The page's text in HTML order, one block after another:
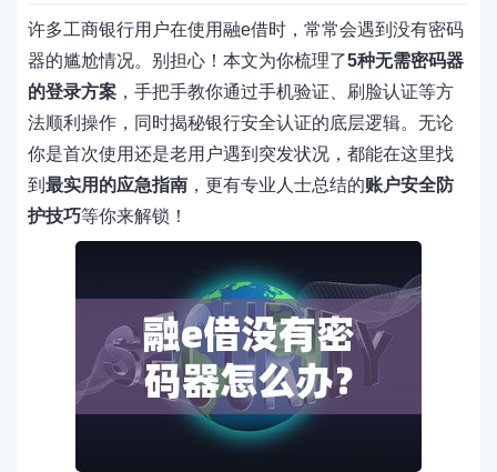
许多工商银行用户在使用融e借时，常常会遇到没有密码
器的尴尬情况。别担心！本文为你梳理了5种无需密码器
的登录方案 ，手把手教你通过手机验证、刷脸认证等方
法顺利操作，同时揭秘银行安全认证的底层逻辑。无论
你是首次使用还是老用户遇到突发状况，都能在这里找
到 最实用的应急指南 ，更有专业人士总结的账户安全防
护技巧等你来解锁！